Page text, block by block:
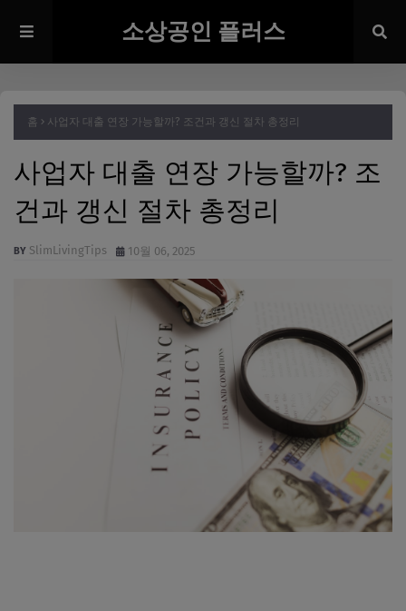
소상공인 플러스
홈 사업자 대출 연장 가능할까? 조건과 갱신 절차 총정리
사업자 대출 연장 가능할까? 조
건과 갱신 절차 총정리
SlimLivingTips 10월 06, 2025